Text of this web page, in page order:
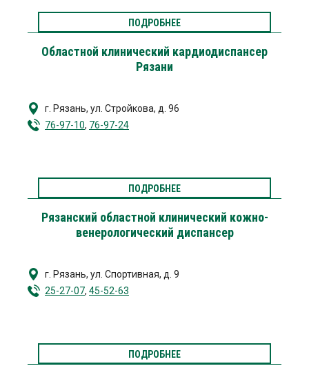
ПОДРОБНЕЕ
Областной клинический кардиодиспансер
Рязани
г. Рязань, ул. Стройкова, д. 96
76-97-10, 76-97-24
ПОДРОБНЕЕ
Рязанский областной клинический кожно-
венерологический диспансер
г. Рязань, ул. Спортивная, д. 9
25-27-07, 45-52-63
ПОДРОБНЕЕ